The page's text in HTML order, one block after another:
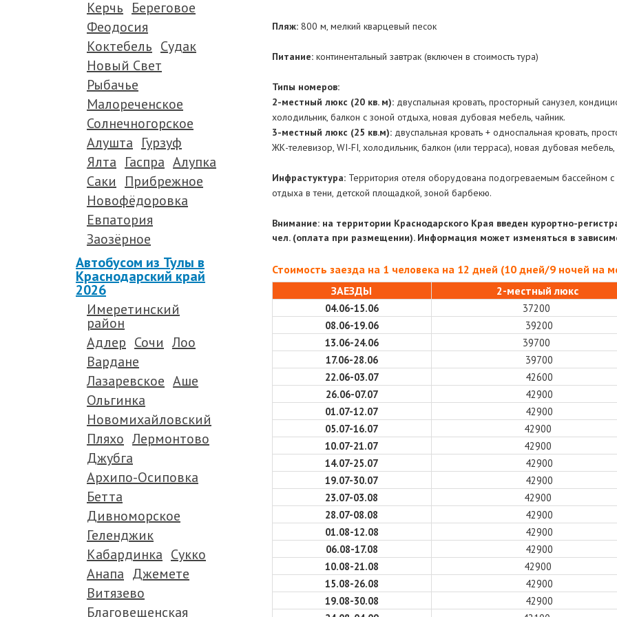
Керчь Береговое
Феодосия
Коктебель Судак
Новый Свет
Рыбачье
Малореченское
Солнечногорское
Алушта Гурзуф
Ялта Гаспра Алупка
Саки
Прибрежное
Новофёдоровка
Евпатория
Заозёрное
Автобусом из Тулы в
Краснодарский край
2026
Имеретинский
район
Адлер Сочи Лоо
Вардане
Лазаревское Аше
Ольгинка
Новомихайловский
Пляхо Лермонтово
Джубга
Архипо-Осиповка
Бетта
Дивноморское
Геленджик
Кабардинка Сукко
Анапа Джемете
Витязево
Благовещенская
Пляж: 800 м, мелкий кварцевый песок
Питание: континентальный завтрак (включен в стоимость тура)
Типы номеров:
2-местный люкс (20 кв. м):двуспальная кровать, просторный санузел,
холодильник, балкон с зоной отдыха, новая дубовая мебель, чайник.
3-местный люкс (25 кв.м):двуспальная кровать + односпальная кровать,
ЖК-телевизор, WI-FI, холодильник, балкон (или терраса), новая дубовая мебель,
Инфрастуктура: Территория отеля оборудована подогреваемым бассейном
отдыха в тени, детской площадкой, зоной барбекю.
Внимание: на территории Краснодарского Края введен курортно-
чел. (оплата при размещении). Информация может изменяться в
Стоимость заезда на 1 человека на 12 дней (10 дней/9 ночей на
ЗАЕЗДЫ
2-местныйлюкс
04.06-15.06
37200
08.06-19.06
39200
13.06-24.06
39700
17.06-28.06
39700
22.06-03.07
42600
26.06-07.07
42900
01.07-12.07
42900
05.07-16.07
42900
10.07-21.07
42900
14.07-25.07
42900
19.07-30.07
42900
23.07-03.08
42900
28.07-08.08
42900
01.08-12.08
42900
06.08-17.08
42900
10.08-21.08
42900
15.08-26.08
42900
19.08-30.08
42900